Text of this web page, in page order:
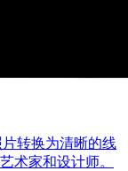
片转换为清晰的线
术家和设计师。